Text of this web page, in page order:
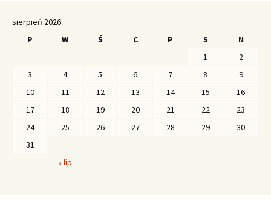
sierpień 2026
P
W Ś C P S N
« lip
1
2
3
4 5 6 7 8
9
10
11 12 13 14 15
16
17
18 19 20 21 22
23
24
25 26 27 28 29
30
31